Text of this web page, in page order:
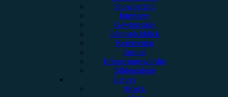
Showbericht
Interview
Gewinnspiel
Jahresrückblick
Kommentar
Special
Erinnerungswürdig
Bildergalerie
Genres
#Rock